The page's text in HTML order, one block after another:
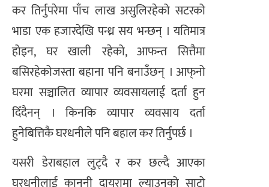
कर तिर्नुपरेमा पाँच लाख असुलिरहेको सटरको
भाडा एक हजारदेखि पन्ध्र सय भन्छन् । यतिमात्र
होइन, घर खाली रहेको, आफन्त सित्तैमा
बसिरहेकोजस्ता बहाना पनि बनाउँछन् । आफ्‌नो
घरमा सञ्चालित व्यापार व्यवसायलाई दर्ता हुन
दिँदैनन् । किनकि व्यापार व्यवसाय दर्ता
हुनेबित्तिकै घरधनीले पनि बहाल कर तिर्नुपर्छ ।
यसरी डेराबहाल लुट्दै र कर छल्दै आएका